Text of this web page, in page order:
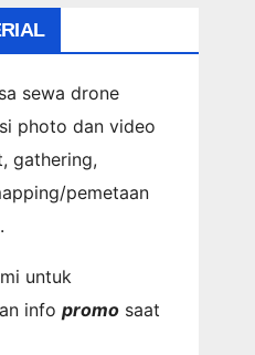
sewa drone
photo dan video
gathering,
pemetaan
untuk
info promosaat